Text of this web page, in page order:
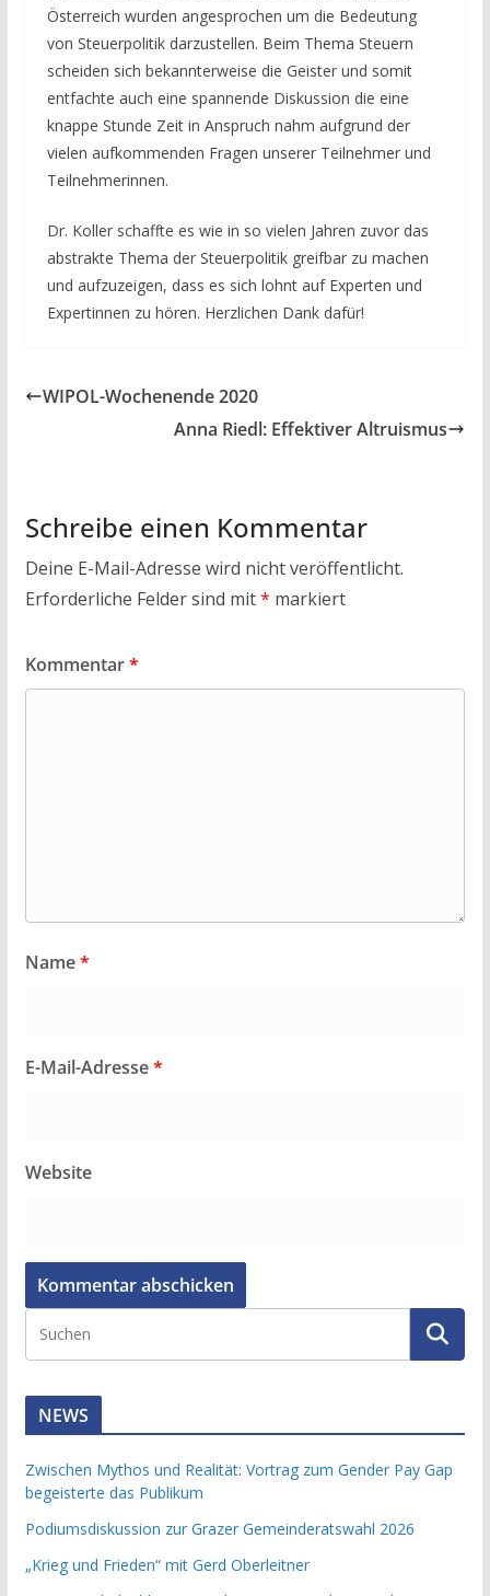
Österreich wurden angesprochen um die Bedeutung
von Steuerpolitik darzustellen. Beim Thema Steuern
scheiden sich bekannterweise die Geister und somit
entfachte auch eine spannende Diskussion die eine
knappe Stunde Zeit in Anspruch nahm aufgrund der
vielen aufkommenden Fragen unserer Teilnehmer und
Teilnehmerinnen.
Dr. Koller schaffte es wie in so vielen Jahren zuvor das
abstrakte Thema der Steuerpolitik greifbar zu machen
und aufzuzeigen, dass es sich lohnt auf Experten und
Expertinnen zu hören. Herzlichen Dank dafür!
WIPOL-Wochenende 2020
Anna Riedl: Effektiver Altruismus
Schreibe einen Kommentar
Deine E-Mail-Adresse wird nicht veröffentlicht.
Erforderliche Felder sind mit* markiert
Kommentar*
Name*
E-Mail-Adresse*
Website
NEWS
Zwischen Mythos und Realität: Vortrag zum Gender Pay Gap
begeisterte das Publikum
Podiumsdiskussion zur Grazer Gemeinderatswahl 2026
„Krieg und Frieden“ mit Gerd Oberleitner